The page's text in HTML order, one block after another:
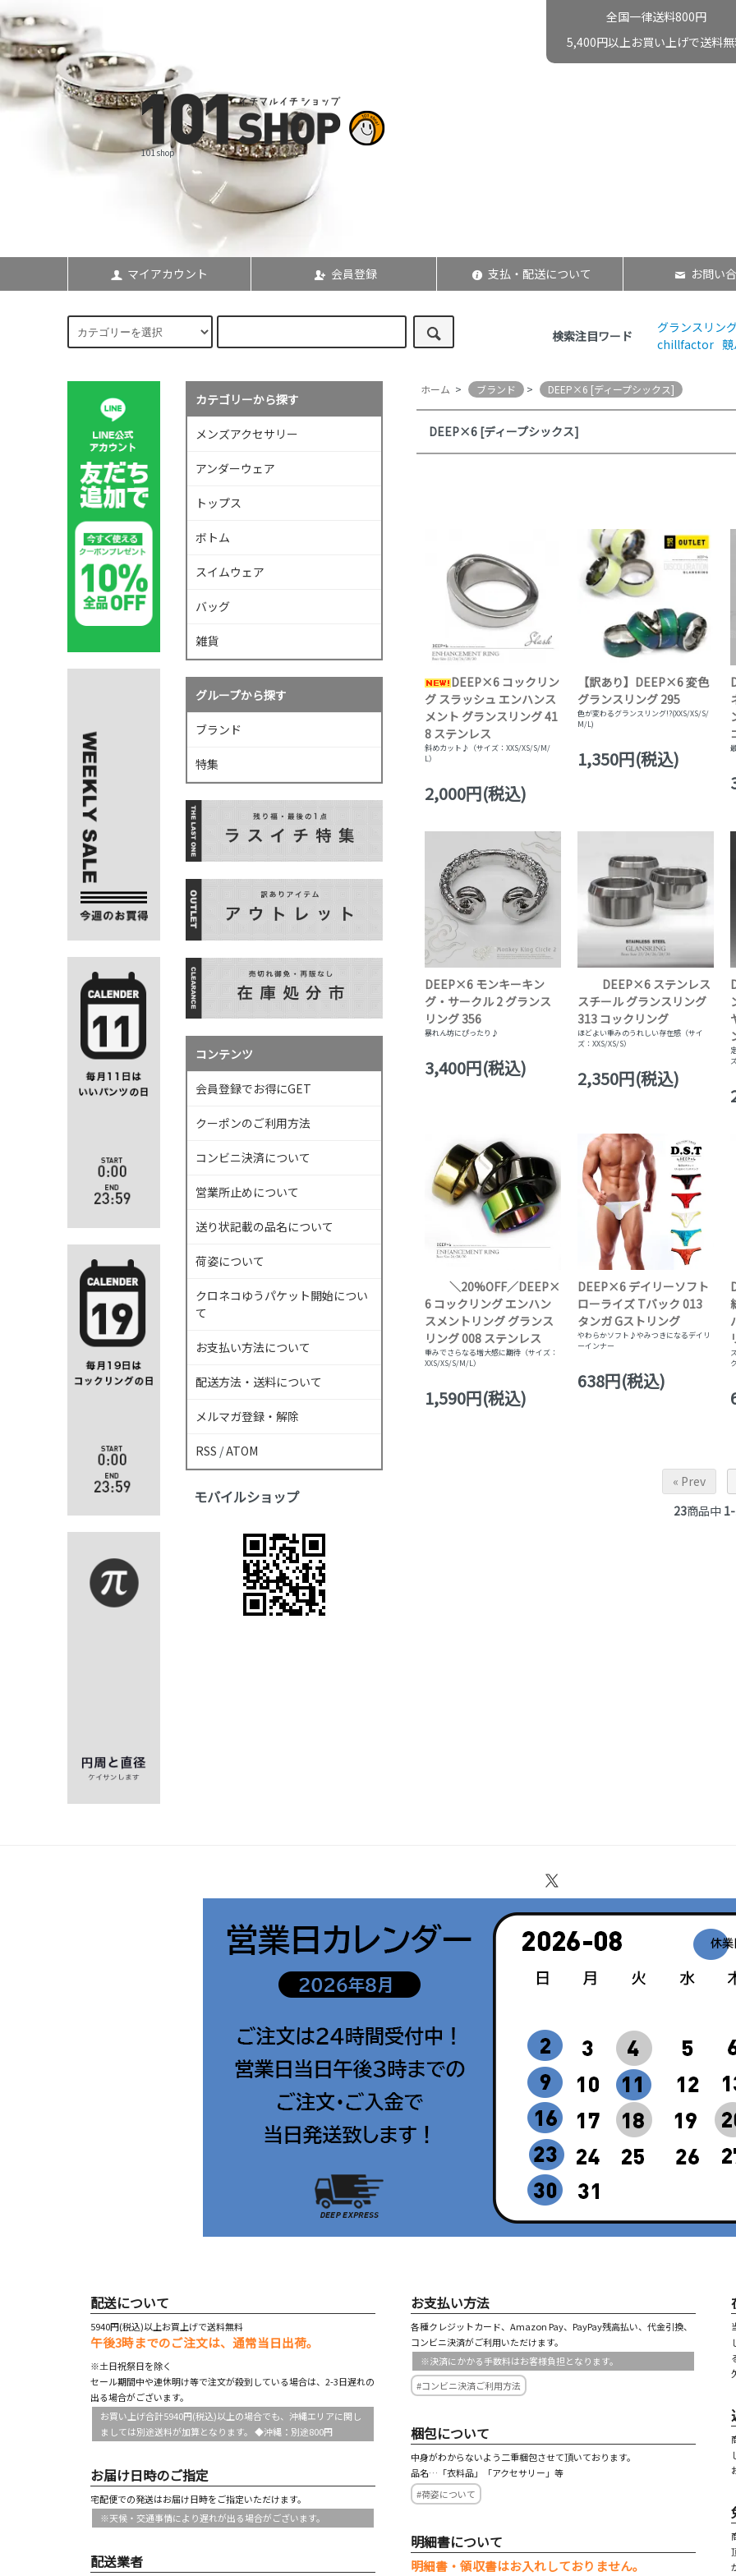
101shop
全国一律送料800円
5,400円以上お買い上げで送料
マイアカウント 会員登録 支払・配送について お問い
検索注目ワード
グランスリン
chillfactor
ホーム > ブランド > DEEP×6 [ディープシックス]
DEEP×6 [ディープシックス]
DEEP×6 コックリン
グ スラッシュ エンハンス
メント グランスリング 41
8 ステンレス
斜めカット♪（サイズ：XXS/XS/S/M/
L）
2,000円(税込)
【訳あり】DEEP×6 変色
グランスリング 295
色が変わるグランスリング!?(XXS/XS/S/
M/L)
1,350円(税込)
DEEP×6 モンキーキン
グ・サークル 2 グランス
リング 356
暴れん坊にぴったり♪
3,400円(税込)
DEEP×6 ステンレス
スチール グランスリング
313 コックリング
ほどよい重みのうれしい存在感（サイ
ズ：XXS/XS/S）
2,350円(税込)
＼20%OFF／DEEP×
6 コックリング エンハン
スメントリング グランス
リング 008 ステンレス
重みでさらなる増大感に期待（サイズ：
XXS/XS/S/M/L）
1,590円(税込)
DEEP×6 デイリーソフト
ローライズ Tバック 013
タンガ Gストリング
やわらかソフト♪やみつきになるデイリ
ーインナー
638円(税込)
ク
« Prev
23商品中
カテゴリーから探す
メンズアクセサリー
アンダーウェア
トップス
ボトム
スイムウェア
バッグ
雑貨
グループから探す
ブランド
特集
コンテンツ
会員登録でお得にGET
クーポンのご利用方法
コンビニ決済について
営業所止めについて
送り状記載の品名について
荷姿について
クロネコゆうパケット開始につい
て
お支払い方法について
配送方法・送料について
メルマガ登録・解除
RSS /ATOM
モバイルショップ
配送について
5940円(税込)以上お買上げで送料無料
午後3時までのご注文は、通常当日出荷。
※土日祝祭日を除く
セール期間中や連休明け等で注文が殺到している場合は、2-3日遅れの
出る場合がございます。
お買い上げ合計5940円(税込)以上の場合でも、沖縄エリアに関し
ましては別途送料が加算となります。 ◆沖縄：別途800円
お届け日時のご指定
宅配便での発送はお届け日時をご指定いただけます。
※天候・交通事情により遅れが出る場合がございます。
配送業者
お支払い方法
各種クレジットカード、Amazon Pay、PayPay残高払い、代金引換、
コンビニ決済がご利用いただけます。
※決済にかかる手数料はお客様負担となります。
#コンビニ決済ご利用方法
梱包について
中身がわからないよう二重梱包させて頂いております。
品名…「衣料品」「アクセサリー」等
#荷姿について
明細書について
明細書・領収書はお入れしておりません。